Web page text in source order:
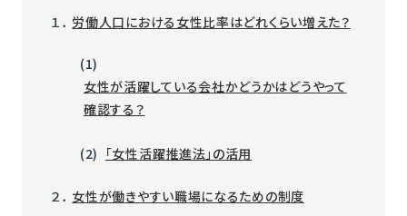
１． 労働人口における女性比率はどれくらい増えた？
(1)
女性が活躍している会社かどうかはどうやって
確認する？
(2) 「女性活躍推進法」の活用
２． 女性が働きやすい職場になるための制度